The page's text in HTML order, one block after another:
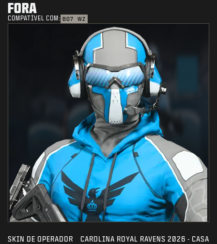
FORA
COMPATÍVEL COM: BO7 WZ
SKIN DE OPERADOR CAROLINA ROYAL RAVENS 2026 - CASA